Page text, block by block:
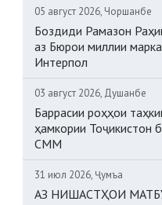
05 август 2026, Чоршанбе
Боздиди Рамазон
аз Бюрои миллии
Интерпол
03 август 2026, Душанбе
Баррасии роҳҳои
ҳамкории Тоҷикистон
СММ
31 июл 2026, Ҷумъа
АЗ НИШАСТҲОИ